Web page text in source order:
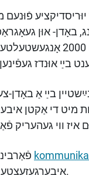
פֿוּנעם
די אַקטן
איבערגעזעצטער אינפֿאָרמאַציע אויף אײַער שפּראַך.